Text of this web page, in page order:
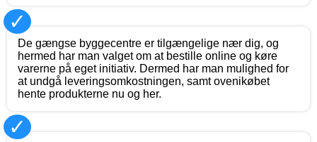
✓
De gængse byggecentre er tilgængelige nær dig, og
hermed har man valget om at bestille online og køre
varerne på eget initiativ. Dermed har man mulighed for
at undgå leveringsomkostningen, samt ovenikøbet
hente produkterne nu og her.
✓